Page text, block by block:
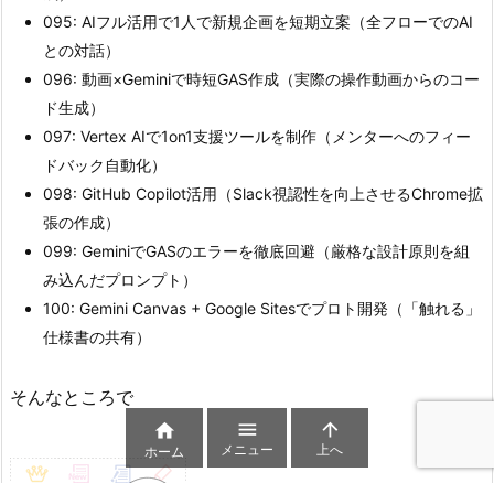
095: AIフル活用で1人で新規企画を短期立案（全フローでのAI
との対話）
096: 動画×Geminiで時短GAS作成（実際の操作動画からのコー
ド生成）
097: Vertex AIで1on1支援ツールを制作（メンターへのフィー
ドバック自動化）
098: GitHub Copilot活用（Slack視認性を向上させるChrome拡
張の作成）
099: GeminiでGASのエラーを徹底回避（厳格な設計原則を組
み込んだプロンプト）
100: Gemini Canvas + Google Sitesでプロト開発（「触れる」
仕様書の共有）
そんなところで

ホーム

メニュー

上へ